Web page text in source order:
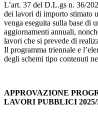
L’art. 37 del D.L.gs n. 36/
dei lavori di importo stimato
venga eseguita sulla base di
aggiornamenti annuali,
lavori che si prevede di
Il programma triennale e
degli schemi tipo contenuti
APPROVAZIONE
LAVORI PUBBLICI 2025/